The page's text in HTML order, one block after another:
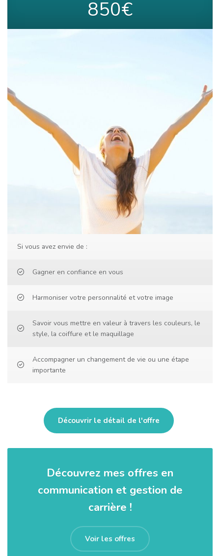
850€
Si vous avez envie de :
Gagner en confiance en vous
Harmoniser votre personnalité et votre image
Savoir vous mettre en valeur à travers les couleurs, le
style, la coiffure et le maquillage
Accompagner un changement de vie ou une étape
importante
Découvrir le détail de l'offre
Découvrez mes offres en
communication et gestion de
carrière !
Voir les offres